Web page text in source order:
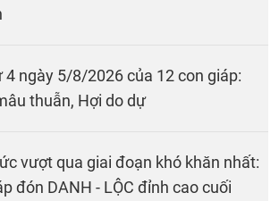
4 ngày 5/8/2026 của 12 con giáp:
thuẫn, Hợi do dự
vượt qua giai đoạn khó khăn nhất:
đón DANH - LỘC đỉnh cao cuối